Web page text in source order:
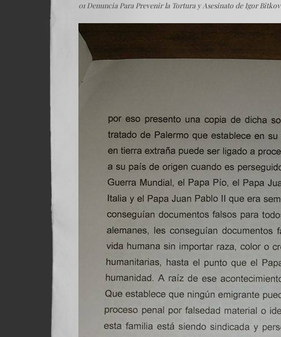
01 Denuncia Para Prevenir la Tortura y Asesinato de Igor Bitkov